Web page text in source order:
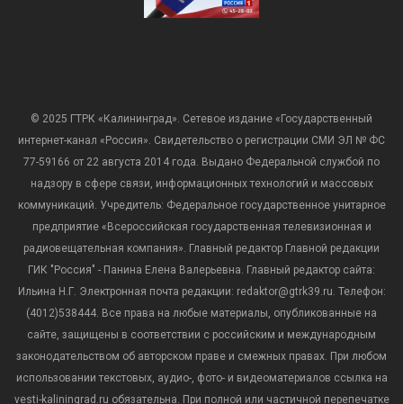
© 2025 ГТРК «Калининград». Сетевое издание «Государственный
интернет-канал «Россия». Свидетельство о регистрации СМИ ЭЛ № ФС
77-59166 от 22 августа 2014 года. Выдано Федеральной службой по
надзору в сфере связи, информационных технологий и массовых
коммуникаций. Учредитель: Федеральное государственное унитарное
предприятие «Всероссийская государственная телевизионная и
радиовещательная компания». Главный редактор Главной редакции
ГИК "Россия" - Панина Елена Валерьевна. Главный редактор сайта:
Ильина Н.Г. Электронная почта редакции: redaktor@gtrk39.ru. Телефон:
(4012)538444. Все права на любые материалы, опубликованные на
сайте, защищены в соответствии с российским и международным
законодательством об авторском праве и смежных правах. При любом
использовании текстовых, аудио-, фото- и видеоматериалов ссылка на
vesti-kaliningrad.ru обязательна. При полной или частичной перепечатке